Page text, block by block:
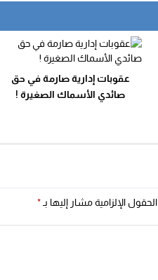
عقوبات إدارية صارمة في حق
صائدي الأسماك الصغيرة !
الحقول الإلزامية مشار إليها بـ*